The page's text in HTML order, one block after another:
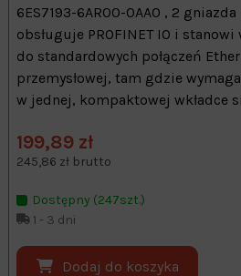
6ES7193-6AR00-0AA0 , 2 gniazda
obsługuje PROFINET IO i
do standardowych połączeń
przemysłowej, tam gdzie
w jednej, kompaktowej wkładce
199,89 zł
245,86 zł brutto
Dostępny (247szt.)
1 - 3 dni
Dodaj do koszyka